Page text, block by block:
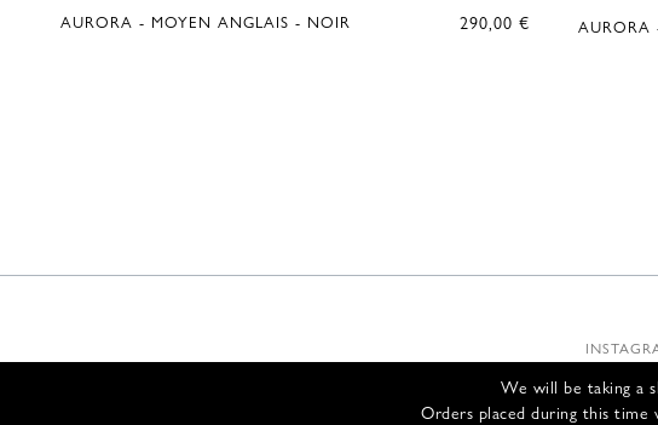
We will be taking a
Orders placed during this
AURORA - MOYEN ANGLAIS - NOIR 290,00 € AURORA